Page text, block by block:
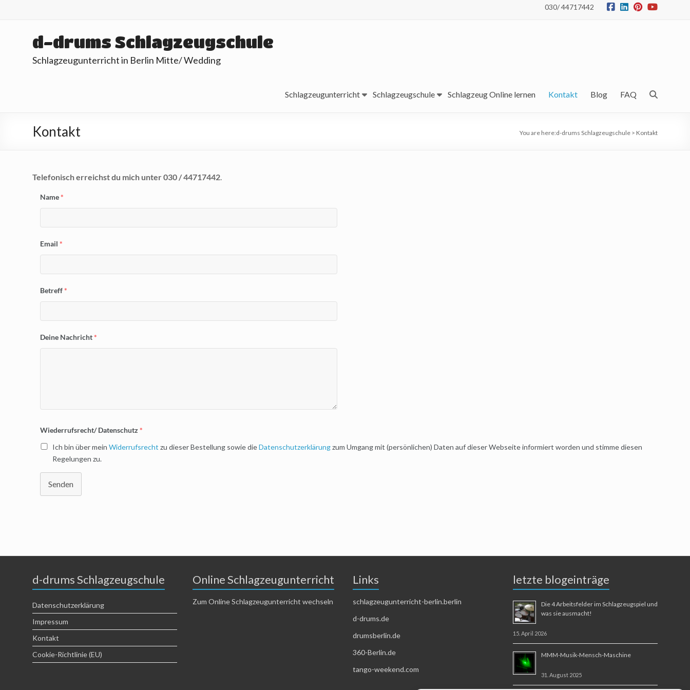
030/ 44717442
d-drums Schlagzeugschule
Schlagzeugunterricht in Berlin Mitte/ Wedding
Schlagzeugunterricht Schlagzeugschule Schlagzeug Online lernen Kontakt Blog FAQ
Kontakt You are here:d-drums Schlagzeugschule > Kontakt
Telefonisch erreichst du mich unter 030 / 44717442.
Name*
Email *
Betreff*
Deine Nachricht*
Wiederrufsrecht/ Datenschutz *
Ich bin über mein Widerrufsrecht zu dieser Bestellung sowie dieDatenschutzerklärungzum Umgang mit (persönlichen) Daten auf dieser Webseite informiert worden und stimme diesen
Regelungen zu.
Senden
d-drums Schlagzeugschule
Datenschutzerklärung
Impressum
Kontakt
Cookie-Richtlinie (EU)
Online Schlagzeugunterricht
Zum Online Schlagzeugunterricht wechseln
Links
schlagzeugunterricht-berlin.berlin
d-drums.de
drumsberlin.de
360-Berlin.de
tango-weekend.com
letzte blogeinträge
Die 4 Arbeitsfelder im Schlagzeugspiel und
was sie ausmacht!
15. April 2026
MMM-Musik-Mensch-Maschine
31. August 2025